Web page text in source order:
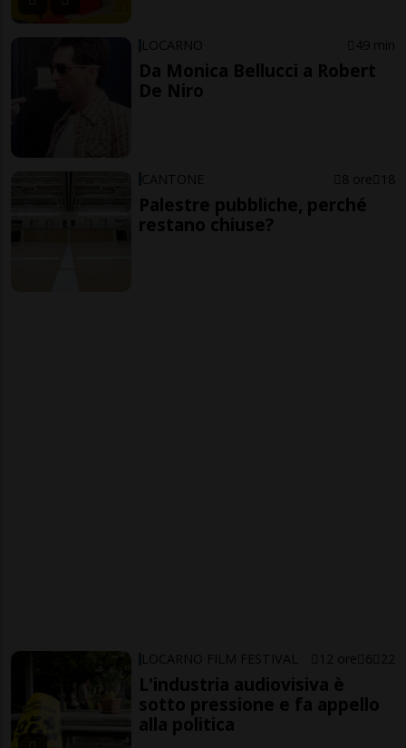
LOCARNO 49 min
Da Monica Bellucci a Robert
De Niro
CANTONE 8 ore 18
Palestre pubbliche, perché
restano chiuse?
LOCARNO FILM FESTIVAL 12 ore 6 22
L'industria audiovisiva è
sotto pressione e fa appello
alla politica